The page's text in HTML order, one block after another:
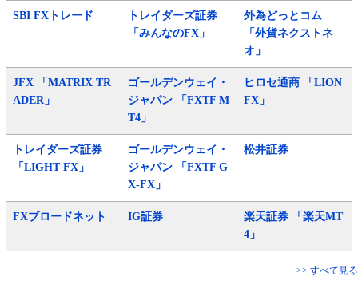
SBI FXトレード
トレイダーズ証券
「みんなのFX」
外為どっとコム
「外貨ネクストネ
オ」
JFX 「MATRIX TR
ADER」
ゴールデンウェイ・
ジャパン 「FXTF M
T4」
ヒロセ通商 「LION
FX」
トレイダーズ証券
「LIGHT FX」
ゴールデンウェイ・
ジャパン 「FXTF G
X-FX」
松井証券
FXブロードネット IG証券
楽天証券 「楽天MT
4」
>> すべて見る